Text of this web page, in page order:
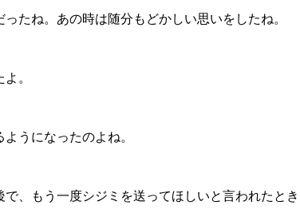
たね。あの時は随分もどかしい思いをしたね。
。
うになったのよね。
、もう一度シジミを送ってほしいと言われたと